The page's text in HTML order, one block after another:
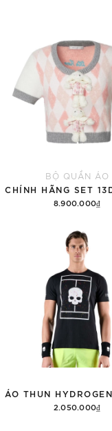
BỘ QUẦN ÁO
8.900.000₫
2.050.000₫